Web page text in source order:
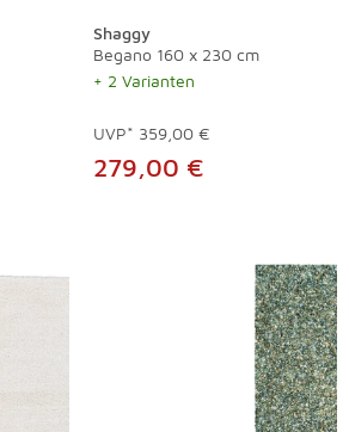
Shaggy
Begano 160 x 230 cm
+ 2 Varianten
UVP* 359,00 €
279,00 €